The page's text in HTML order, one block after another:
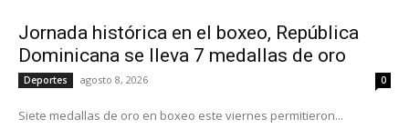
Jornada histórica en el boxeo, República
Dominicana se lleva 7 medallas de oro
Deportes agosto 8, 2026 0
Siete medallas de oro en boxeo este viernes permitieron...